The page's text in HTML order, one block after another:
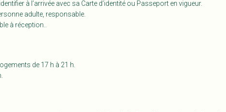
à l’arrivée avec sa Carte d’identité ou Passeport en vigueur.
adulte, responsable.
à réception..
de 17 h à 21 h.